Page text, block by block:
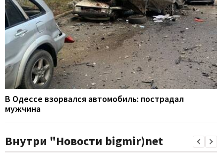
В Одессе взорвался автомобиль: пострадал
мужчина
Внутри "Новости bigmir)net